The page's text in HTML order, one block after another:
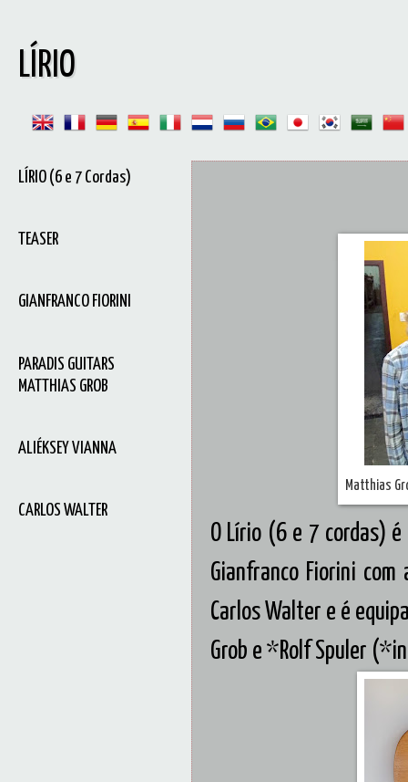
LÍRIO
Matthias
O Lírio (6 e 7 cordas)
Gianfranco Fiorini
Carlos Walter e é
Grob e *Rolf Spuler
LÍRIO (6 e 7 Cordas)
TEASER
GIANFRANCO FIORINI
PARADIS GUITARS
MATTHIAS GROB
ALIÉKSEY VIANNA
CARLOS WALTER